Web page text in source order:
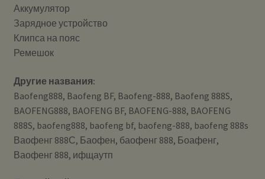
Аккумулятор
Зарядное устройство
Клипса на пояс
Ремешок
Другие названия:
Baofeng888, Baofeng BF, Baofeng-888, Baofeng 888S,
BAOFENG888, BAOFENG BF, BAOFENG-888, BAOFENG
888S, baofeng888, baofeng bf, baofeng-888, baofeng 888s
Ваофенг 888С, Баофен, баофенг 888, Боафенг,
Ваофенг 888, ифщаутп